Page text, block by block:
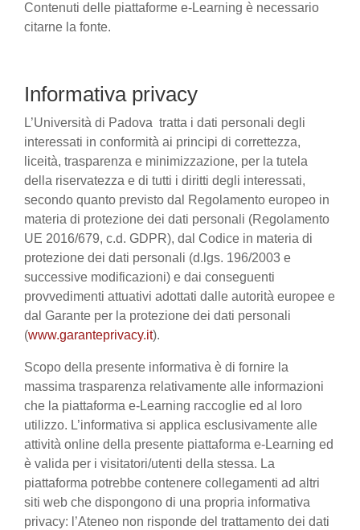
Contenuti delle piattaforme e-Learning è necessario
citarne la fonte.
Informativa privacy
L’Università di Padova tratta i dati personali degli
interessati in conformità ai principi di correttezza,
liceità, trasparenza e minimizzazione, per la tutela
della riservatezza e di tutti i diritti degli interessati,
secondo quanto previsto dal Regolamento europeo in
materia di protezione dei dati personali (Regolamento
UE 2016/679, c.d. GDPR), dal Codice in materia di
protezione dei dati personali (d.lgs. 196/2003 e
successive modificazioni) e dai conseguenti
provvedimenti attuativi adottati dalle autorità europee e
dal Garante per la protezione dei dati personali
(www.garanteprivacy.it).
Scopo della presente informativa è di fornire la
massima trasparenza relativamente alle informazioni
che la piattaforma e-Learning raccoglie ed al loro
utilizzo. L’informativa si applica esclusivamente alle
attività online della presente piattaforma e-Learning ed
è valida per i visitatori/utenti della stessa. La
piattaforma potrebbe contenere collegamenti ad altri
siti web che dispongono di una propria informativa
privacy: l’Ateneo non risponde del trattamento dei dati